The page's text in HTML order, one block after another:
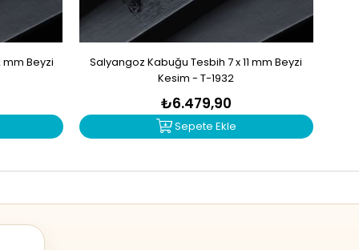
mm Beyzi
Salyangoz Kabuğu Tesbih 7 x 11 mm Beyzi
Kesim - T-1932
₺6.479,90
Sepete Ekle